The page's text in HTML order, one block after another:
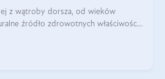
z wątroby dorsza, od wieków
źródło zdrowotnych właściwości.